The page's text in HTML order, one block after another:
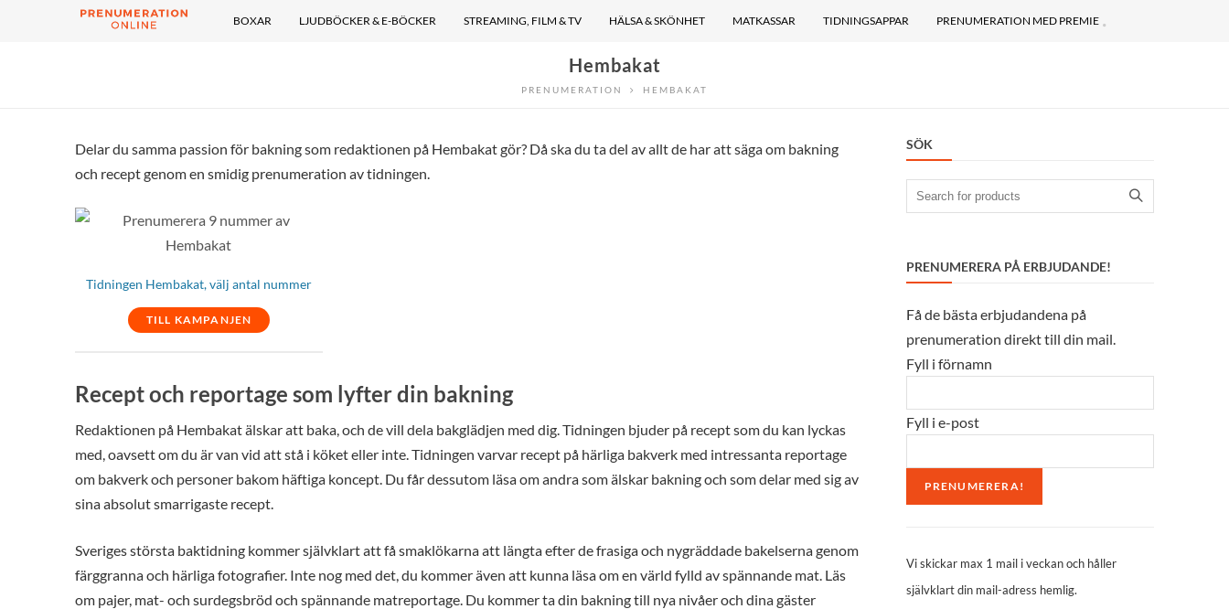
BOXAR LJUDBÖCKER & E-BÖCKER STREAMING, FILM & TV HÄLSA & SKÖNHET MATKASSAR TIDNINGSAPPAR PRENUMERATION MED PREMIE
Hembakat
PRENUMERATION HEMBAKAT
Delar du samma passion för bakning som redaktionen på Hembakat gör? Då ska du ta del av allt de har att säga om bakning
och recept genom en smidig prenumeration av tidningen.
Tidningen Hembakat, välj antal nummer
TILL KAMPANJEN
Recept och reportage som lyfter din bakning
Redaktionen på Hembakat älskar att baka, och de vill dela bakglädjen med dig. Tidningen bjuder på recept som du kan lyckas
med, oavsett om du är van vid att stå i köket eller inte. Tidningen varvar recept på härliga bakverk med intressanta reportage
om bakverk och personer bakom häftiga koncept. Du får dessutom läsa om andra som älskar bakning och som delar med sig av
sina absolut smarrigaste recept.
Sveriges största baktidning kommer självklart att få smaklökarna att längta efter de frasiga och nygräddade bakelserna genom
färggranna och härliga fotografier. Inte nog med det, du kommer även att kunna läsa om en värld fylld av spännande mat. Läs
om pajer, mat- och surdegsbröd och spännande matreportage. Du kommer ta din bakning till nya nivåer och dina gäster
SÖK
Search
for:
PRENUMERERA PÅ ERBJUDANDE!
Få de bästa erbjudandena på
prenumeration direkt till din mail.
Fyll i förnamn
Fyll i e-post
Vi skickar max 1 mail i veckan och håller
självklart din mail-adress hemlig.